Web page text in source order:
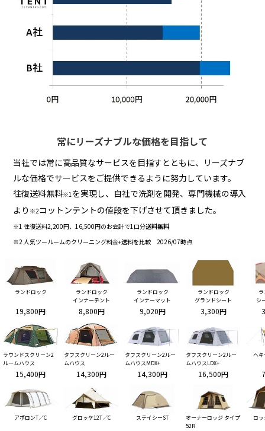
常にリーズナブルな価格を目指して
当社では常に高品質なサービスを目指すとともに、リーズナブ
ルな価格でサービスをご提供できるように努力しています。
往復送料無料※1を実現し、自社で洗剤を開発、専門機械の導入
より ※2コットンテントの値段を下げさせて頂きました。
※1 往復送料2,200円、16,500円のお会計で1口分送料無料
※2 人気ツールームのクリーニング料金+送料を比較 2026/07時点
ランドロック
19,800円
ランドロック
インナーテント
8,800円
ランドロック
インナーマット
9,020円
ランドロック
グランドシート
3,300円
シ
ラウンドスクリーン2
ルームハウス
15,400円
タフスクリーン2ルー
ムハウス
14,300円
タフスクリーン2ルー
ムハウスMDX+
14,300円
タフスクリーン2ルー
ムハウスLDX+
16,500円
ヘキ
アポロンT／C グロッケ12T／C ステイシーST
オーナーロッジ タイプ
52R
ロ